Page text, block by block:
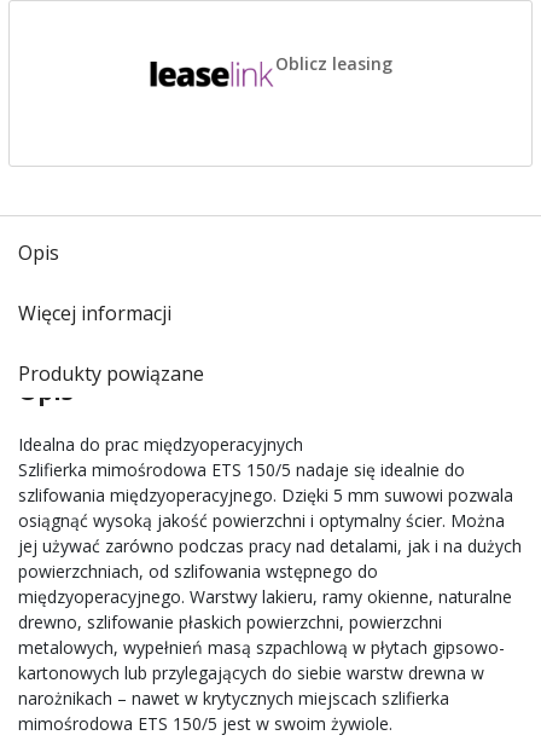
Oblicz leasing
Opis
Więcej informacji
Produkty powiązane
Opis
Idealna do prac międzyoperacyjnych
Szlifierka mimośrodowa ETS 150/5 nadaje się idealnie do
szlifowania międzyoperacyjnego. Dzięki 5 mm suwowi pozwala
osiągnąć wysoką jakość powierzchni i optymalny ścier. Można
jej używać zarówno podczas pracy nad detalami, jak i na dużych
powierzchniach, od szlifowania wstępnego do
międzyoperacyjnego. Warstwy lakieru, ramy okienne, naturalne
drewno, szlifowanie płaskich powierzchni, powierzchni
metalowych, wypełnień masą szpachlową w płytach gipsowo-
kartonowych lub przylegających do siebie warstw drewna w
narożnikach – nawet w krytycznych miejscach szlifierka
mimośrodowa ETS 150/5 jest w swoim żywiole.